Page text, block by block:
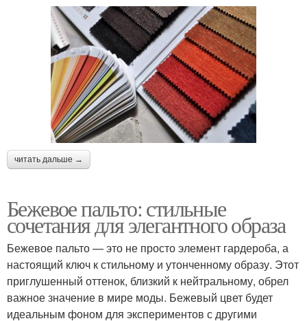
читать дальше →
Бежевое пальто: стильные
сочетания для элегантного образа
Бежевое пальто — это не просто элемент гардероба, а
настоящий ключ к стильному и утонченному образу. Этот
приглушенный оттенок, близкий к нейтральному, обрел
важное значение в мире моды. Бежевый цвет будет
идеальным фоном для экспериментов с другими